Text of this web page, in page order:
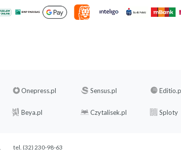
Onepress.pl Sensus.pl
Beya.pl Czytalisek.pl Sploty
tel. (32) 230-98-63